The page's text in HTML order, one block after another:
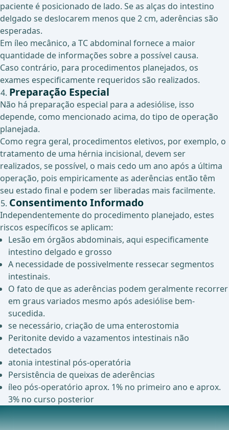
paciente é posicionado de lado. Se as alças do intestino
delgado se deslocarem menos que 2 cm, aderências são
esperadas.
Em íleo mecânico, a TC abdominal fornece a maior
quantidade de informações sobre a possível causa.
Caso contrário, para procedimentos planejados, os
exames especificamente requeridos são realizados.
Preparação Especial
Não há preparação especial para a adesiólise, isso
depende, como mencionado acima, do tipo de operação
planejada.
Como regra geral, procedimentos eletivos, por exemplo, o
tratamento de uma hérnia incisional, devem ser
realizados, se possível, o mais cedo um ano após a última
operação, pois empiricamente as aderências então têm
seu estado final e podem ser liberadas mais facilmente.
Consentimento Informado
Independentemente do procedimento planejado, estes
riscos específicos se aplicam:
Lesão em órgãos abdominais, aqui especificamente
intestino delgado e grosso
A necessidade de possivelmente ressecar segmentos
intestinais.
O fato de que as aderências podem geralmente recorrer
em graus variados mesmo após adesiólise bem-
sucedida.
se necessário, criação de uma enterostomia
Peritonite devido a vazamentos intestinais não
detectados
atonia intestinal pós-operatória
Persistência de queixas de aderências
íleo pós-operatório aprox. 1% no primeiro ano e aprox.
3% no curso posterior
Anestesia